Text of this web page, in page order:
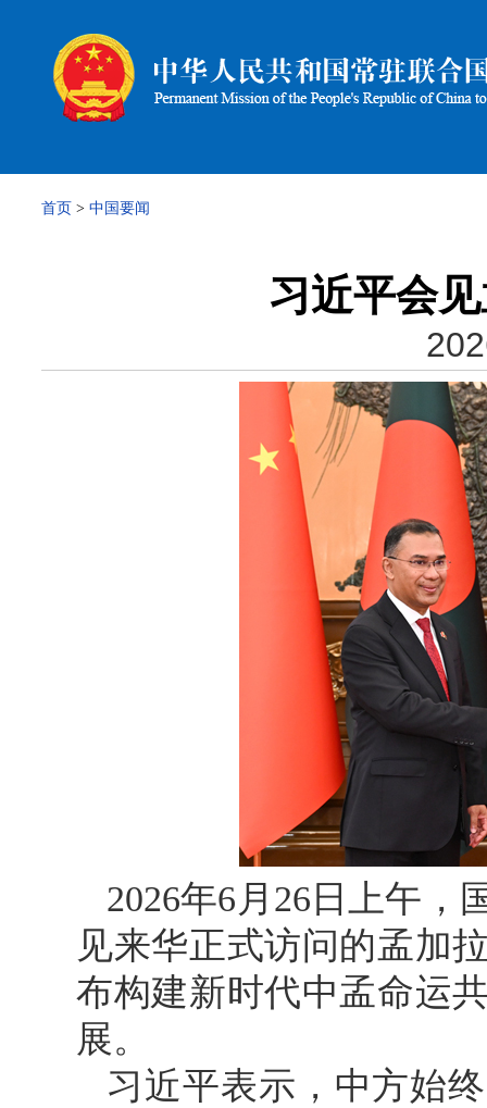
首页 > 中国要闻
习近平会
2026年6月26日上午，
见来华正式访问的孟加
布构建新时代中孟命运
展。
习近平表示，中方始